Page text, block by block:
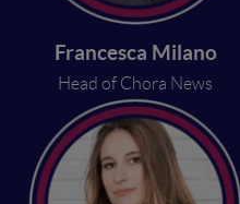
Francesca Milano
Head of Chora News